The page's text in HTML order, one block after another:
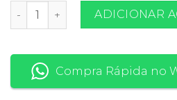
Sorteio Ring Neck Verde
ADICIONAR
Compra Rápida no